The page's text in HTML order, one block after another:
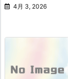
4月 3, 2026